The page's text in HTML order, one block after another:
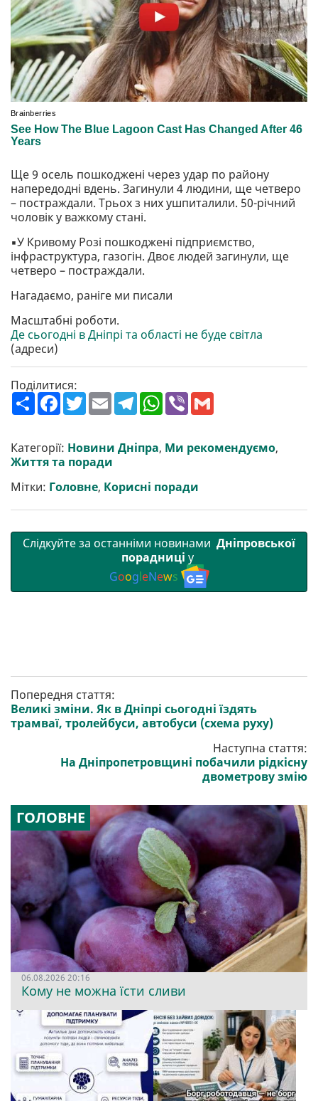
Ще 9 осель пошкоджені через удар по району
напередодні вдень. Загинули 4 людини, ще четверо
– постраждали. Трьох з них ушпиталили. 50-річний
чоловік у важкому стані.
▪️У Кривому Розі пошкоджені підприємство,
інфраструктура, газогін. Двоє людей загинули, ще
четверо – постраждали.
Нагадаємо, раніге ми писали
Масштабні роботи.
Де сьогодні в Дніпрі та області не буде світла
(адреси)
Поділитися:
П
о
р
и
т
F
a
b
o
o
T
w
t
e
r
E
m
l
T
e
g
r
W
h
s
A
V
r l
Категорії: Новини Дніпра, Ми рекомендуємо,
Життя та поради
Мітки: Головне, Корисні поради
Слідкуйте за останніми новинами Дніпровської
порадниці у
GoogleNews
Попередня стаття:
Великі зміни. Як в Дніпрі сьогодні їздять
трамваї, тролейбуси, автобуси (схема руху)
Наступна стаття:
На Дніпропетровщині побачили рідкісну
двометрову змію
ГОЛОВНЕ
06.08.2026 20:16
Кому не можна їсти сливи